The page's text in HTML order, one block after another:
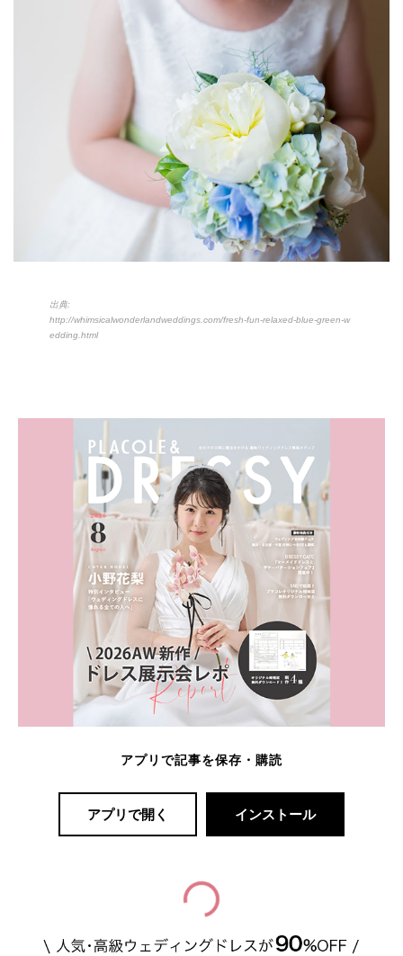
出典:
http://whimsicalwonderlandweddings.com/fresh-fun-relaxed-blue-green-w
edding.html
アプリで記事を保存・購読
アプリで開く インストール